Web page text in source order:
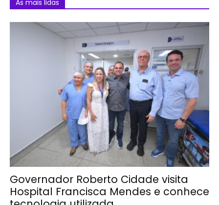
As mais lidas
Governador Roberto Cidade visita
Hospital Francisca Mendes e conhece